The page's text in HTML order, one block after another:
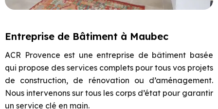
Entreprise de Bâtiment à Maubec
ACR Provence est une entreprise de bâtiment basée
qui propose des services complets pour tous vos projets
de construction, de rénovation ou d’aménagement.
Nous intervenons sur tous les corps d’état pour garantir
un service clé en main.